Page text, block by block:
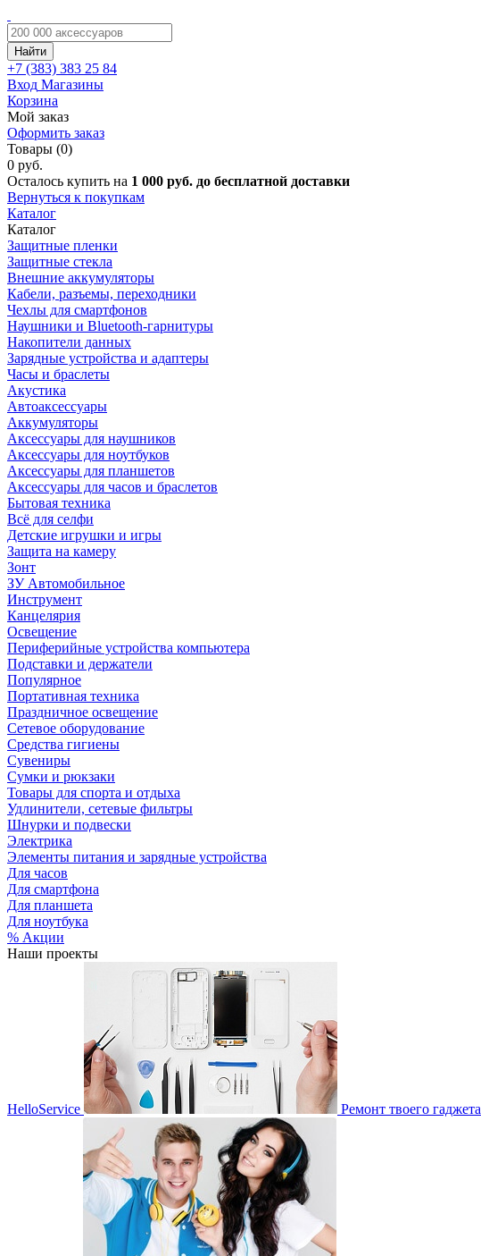
Найти
+7 (383) 383 25 84
Вход Магазины
Корзина
Мой заказ
Оформить заказ
Товары (0)
0 руб.
Осталось купить на 1 000 руб. до бесплатной доставки
Вернуться к покупкам
Каталог
Каталог
Защитные пленки
Защитные стекла
Внешние аккумуляторы
Кабели, разъемы, переходники
Чехлы для смартфонов
Наушники и Bluetooth-гарнитуры
Накопители данных
Зарядные устройства и адаптеры
Часы и браслеты
Акустика
Автоаксессуары
Аккумуляторы
Аксессуары для наушников
Аксессуары для ноутбуков
Аксессуары для планшетов
Аксессуары для часов и браслетов
Бытовая техника
Всё для селфи
Детские игрушки и игры
Защита на камеру
Зонт
ЗУ Автомобильное
Инструмент
Канцелярия
Освещение
Периферийные устройства компьютера
Подставки и держатели
Популярное
Портативная техника
Праздничное освещение
Сетевое оборудование
Средства гигиены
Сувениры
Сумки и рюкзаки
Товары для спорта и отдыха
Удлинители, сетевые фильтры
Шнурки и подвески
Электрика
Элементы питания и зарядные устройства
Для часов
Для смартфона
Для планшета
Для ноутбука
% Акции
Наши проекты
HelloService Ремонт твоего гаджета